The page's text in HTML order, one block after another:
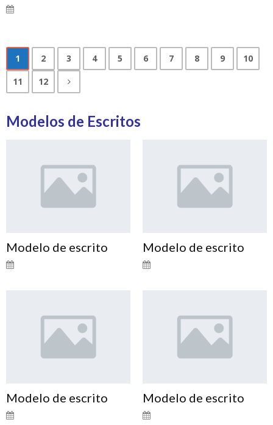
1 2 3 4 5 6 7 8 9
10
11
12
Modelos de Escritos
Modelo de escrito Modelo de escrito
Modelo de escrito Modelo de escrito